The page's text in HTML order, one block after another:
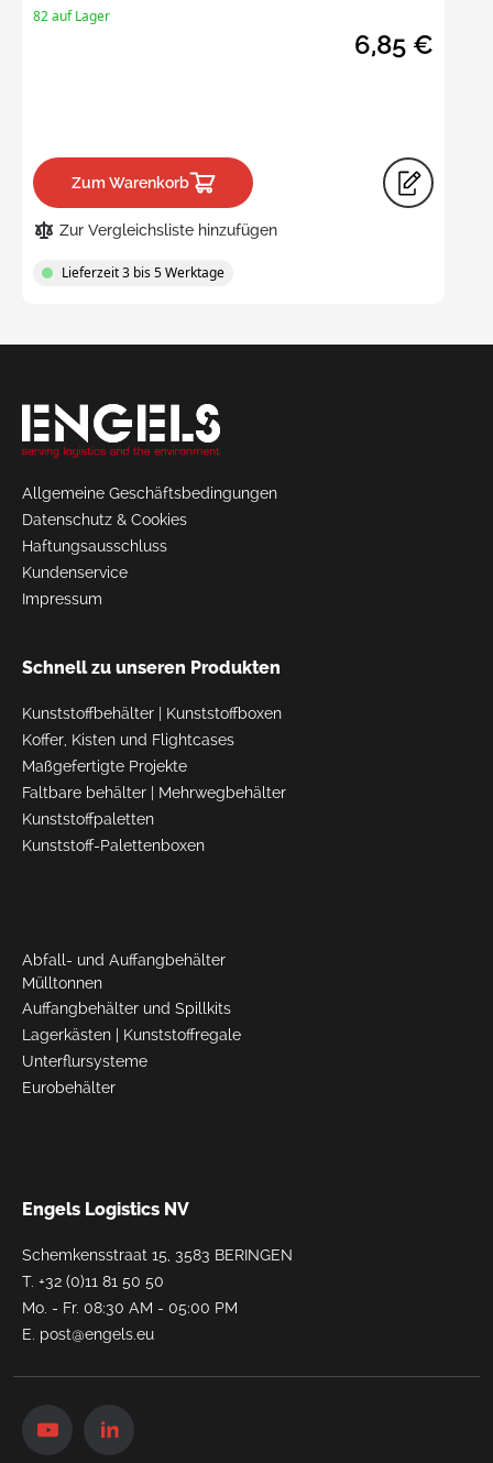
82 auf Lager
6,85 €
Zum Warenkorb
Zur Vergleichsliste hinzufügen
Lieferzeit 3 bis 5 Werktage
a Quote
Allgemeine Geschäftsbedingungen
Datenschutz & Cookies
Haftungsausschluss
Kundenservice
Impressum
Schnell zu unseren Produkten
Kunststoffbehälter
Kunststoffboxen
Koffer, Kisten und Flightcases
Maßgefertigte Projekte
Faltbare behälter
Mehrwegbehälter
Kunststoffpaletten
Kunststoff-Palettenboxen
Abfall- und Auffangbehälter
Mülltonnen
Auffangbehälter und Spillkits
Lagerkästen
Kunststoffregale
Unterflursysteme
Eurobehälter
Engels Logistics NV
Schemkensstraat 15, 3583 BERINGEN
T. +32 (0)11 81 50 50
Mo. - Fr. 08:30 AM - 05:00 PM
E. post@engels.eu